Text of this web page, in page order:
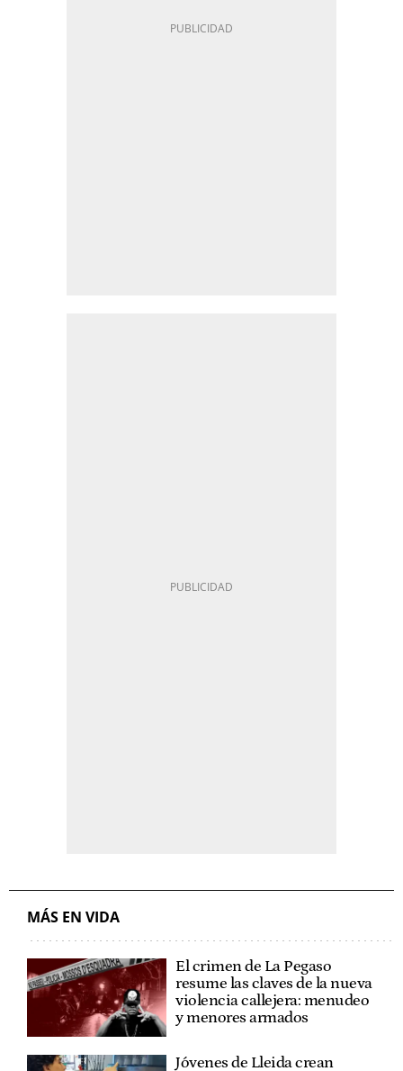
MÁS EN VIDA
El crimen de La Pegaso
resume las claves de la nueva
violencia callejera: menudeo
y menores armados
Jóvenes de Lleida crean